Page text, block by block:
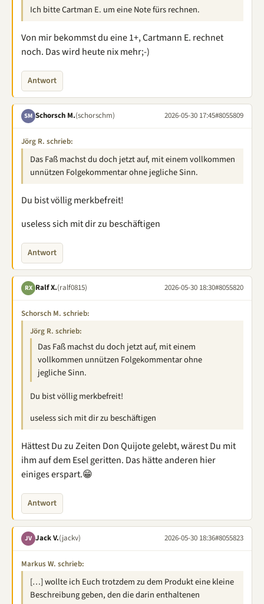
Ich bitte Cartman E. um eine Note fürs rechnen.
Von mir bekommst du eine 1+, Cartmann E. rechnet
noch. Das wird heute nix mehr;-)
Antwort
SM Schorsch M.(schorschm) 2026-05-30 17:45#8055809
Jörg R. schrieb:
Das Faß machst du doch jetzt auf, mit einem vollkommen
unnützen Folgekommentar ohne jegliche Sinn.
Du bist völlig merkbefreit!
useless sich mit dir zu beschäftigen
Antwort
RX Ralf X.(ralf0815) 2026-05-30 18:30#8055820
Schorsch M. schrieb:
Jörg R. schrieb:
Das Faß machst du doch jetzt auf, mit einem
vollkommen unnützen Folgekommentar ohne
jegliche Sinn.
Du bist völlig merkbefreit!
useless sich mit dir zu beschäftigen
Hättest Du zu Zeiten Don Quijote gelebt, wärest Du mit
ihm auf dem Esel geritten. Das hätte anderen hier
einiges erspart.😁
Antwort
JV Jack V.(jackv) 2026-05-30 18:36#8055823
Markus W. schrieb:
[…] wollte ich Euch trotzdem zu dem Produkt eine kleine
Beschreibung geben, den die darin enthaltenen